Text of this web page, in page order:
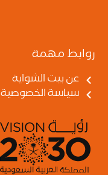
روابط مهمة
عن بيت الشواية
سياسة الخصوصية